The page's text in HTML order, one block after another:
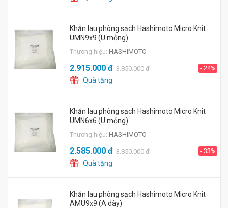
Khăn lau phòng sạch Hashimoto Micro Knit
UMN9x9 (U mỏng)
Thương hiệu: HASHIMOTO
2.915.000đ 3.850.000đ - 24%
Quà tặng
Khăn lau phòng sạch Hashimoto Micro Knit
UMN6x6 (U mỏng)
Thương hiệu: HASHIMOTO
2.585.000đ 3.850.000đ - 33%
Quà tặng
Khăn lau phòng sạch Hashimoto Micro Knit
AMU9x9 (A dày)